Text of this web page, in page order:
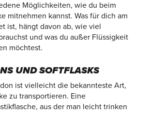
Möglichkeiten, wie du beim
mitnehmen kannst. Was für dich am
ist, hängt davon ab, wie viel
und was du außer Flüssigkeit
möchtest.
UND SOFTFLASKS
ist vielleicht die bekannteste Art,
zu transportieren. Eine
aus der man leicht trinken